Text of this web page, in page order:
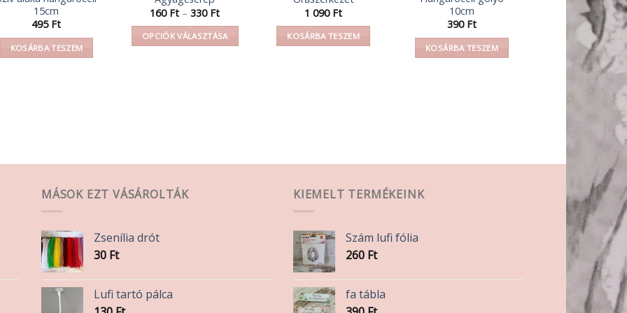
15cm
495 Ft
KOSÁRBA TESZEM
160 Ft – 330 FtÁrtartomány:
-
330 Ft
OPCIÓK VÁLASZTÁSA
változatok
termékoldalon
1 090 Ft
KOSÁRBA TESZEM
10cm
390 Ft
KOSÁRBA TESZEM
MÁSOK EZT VÁSÁROLTÁK
Zsenília drót
30 Ft
Lufi tartó pálca
KIEMELT TERMÉKEINK
Szám lufi fólia
260 Ft
fa tábla